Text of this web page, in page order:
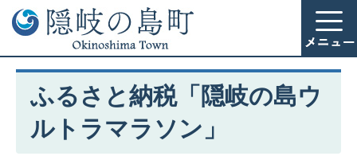
ふるさと納税「隠岐の島ウ
ルトラマラソン」